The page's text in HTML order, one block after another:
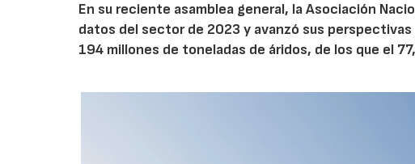
En su reciente asamblea general, la Asociación
datos del sector de 2023 y avanzó sus
194 millones de toneladas de áridos, de los que el